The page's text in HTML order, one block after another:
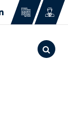
le compte
vers le compte
Lien vers le
Aller